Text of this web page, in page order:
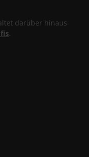
darüber hinaus
.